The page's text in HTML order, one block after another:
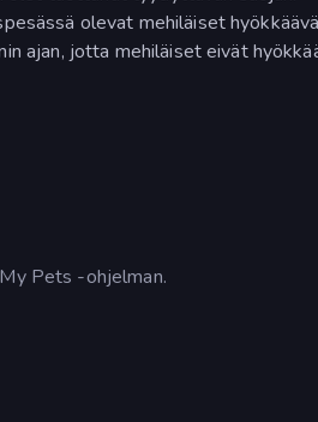
olevat mehiläiset
ajan, jotta mehiläiset eivät
Pets -ohjelman.